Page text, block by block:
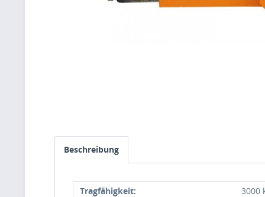
Beschreibung
Tragfähigkeit:
3000